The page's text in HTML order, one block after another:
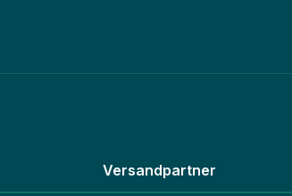
Versandpartner